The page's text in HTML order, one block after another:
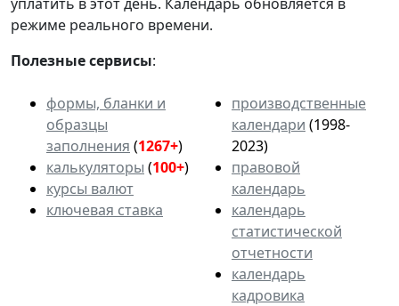
режиме реального времени.
Полезные сервисы:
формы, бланки и
образцы
заполнения (1267+)
калькуляторы (100+)
курсы валют
ключевая ставка
производственные
календари (1998-
2023)
правовой
календарь
календарь
статистической
отчетности
календарь
кадровика